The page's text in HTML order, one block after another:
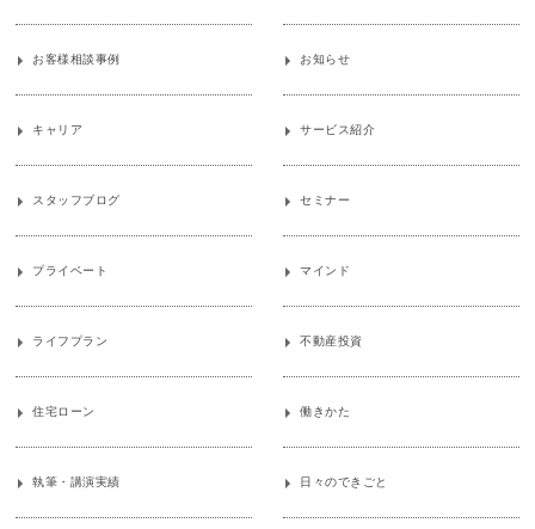
お客様相談事例 お知らせ
キャリア サービス紹介
スタッフブログ セミナー
プライベート マインド
ライフプラン 不動産投資
住宅ローン 働きかた
執筆・講演実績 日々のできごと